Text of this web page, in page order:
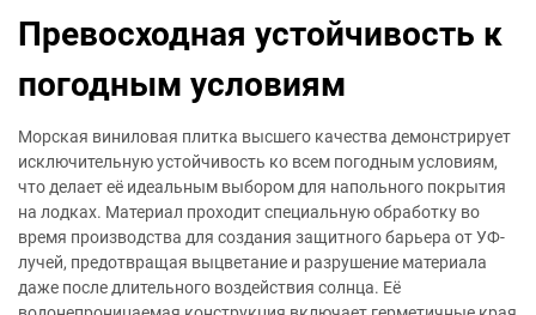
Превосходная устойчивость к
погодным условиям
Морская виниловая плитка высшего качества демонстрирует
исключительную устойчивость ко всем погодным условиям,
что делает её идеальным выбором для напольного покрытия
на лодках. Материал проходит специальную обработку во
время производства для создания защитного барьера от УФ-
лучей, предотвращая выцветание и разрушение материала
даже после длительного воздействия солнца. Её